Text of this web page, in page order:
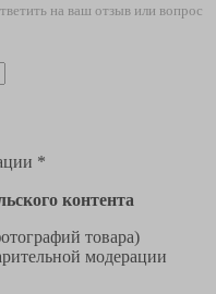
на ваш отзыв или вопрос
*
контента
товара)
модерации